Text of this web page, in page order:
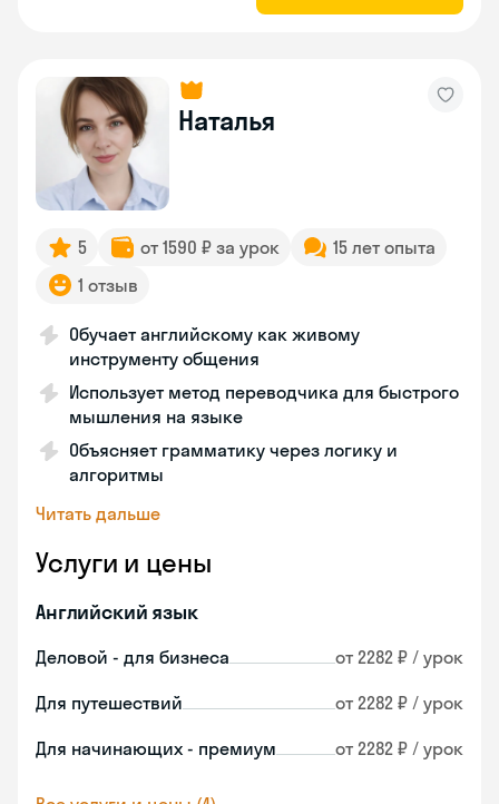
Наталья
5 от 1590 ₽ за урок
15 лет опыта
1 отзыв
Обучает английскому как живому
инструменту общения
Использует метод переводчика для быстрого
мышления на языке
Объясняет грамматику через логику и
алгоритмы
Читать дальше
Услуги и цены
Английский язык
Деловой - для бизнеса от 2282 ₽ / урок
Для путешествий от 2282 ₽ / урок
Для начинающих - премиум от 2282 ₽ / урок